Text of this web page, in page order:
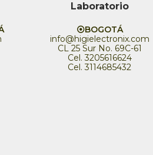
Laboratorio
⦿BOGOTÁ
info@higielectronix.com
CL 25 Sur No. 69C-61
Cel. 3205616624
Cel. 3114685432